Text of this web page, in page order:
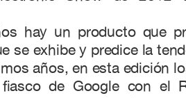
hay un producto que
se exhibe y predice la
años, en esta edición
de Google con el